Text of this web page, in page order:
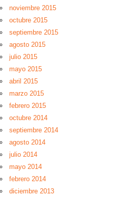
noviembre 2015
octubre 2015
septiembre 2015
agosto 2015
julio 2015
mayo 2015
abril 2015
marzo 2015
febrero 2015
octubre 2014
septiembre 2014
agosto 2014
julio 2014
mayo 2014
febrero 2014
diciembre 2013